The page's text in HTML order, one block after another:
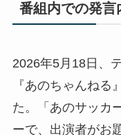
番組内での発言
2026年5月18日、
『あのちゃんねる
た。「あのサッカ
ーで、出演者がお